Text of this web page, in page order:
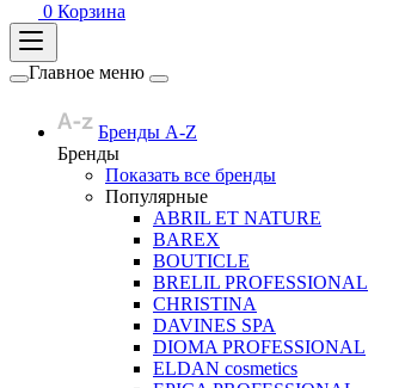
0 Корзина
Главное меню
Бренды A-Z
Бренды
Показать все бренды
Популярные
ABRIL ET NATURE
BAREX
BOUTICLE
BRELIL PROFESSIONAL
CHRISTINA
DAVINES SPA
DIOMA PROFESSIONAL
ELDAN cosmetics